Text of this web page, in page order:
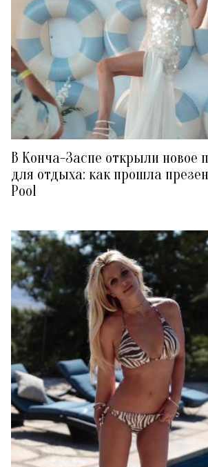
В Конча-Заспе открыли новое
для отдыха: как прошла
Pool